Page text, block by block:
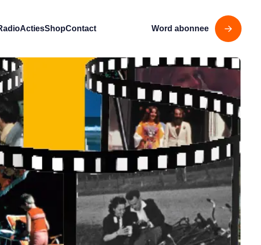
ActiesShopContact Word abonnee